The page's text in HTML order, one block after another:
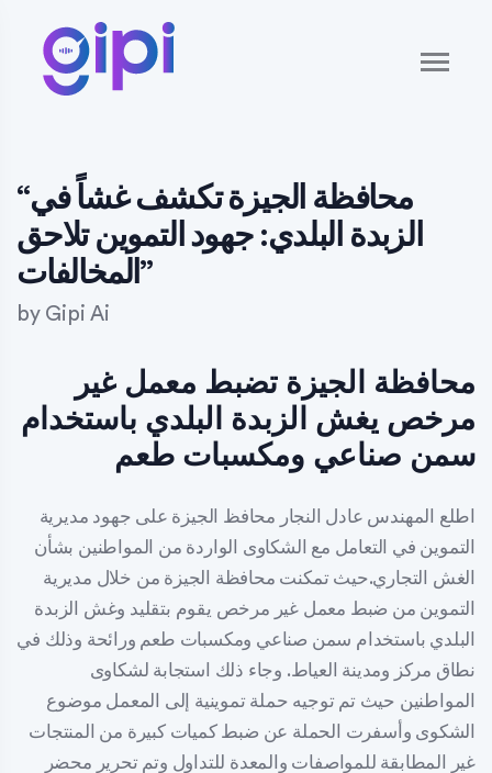
“محافظة الجيزة تكشف غشاً في
الزبدة البلدي: جهود التموين تلاحق
المخالفات”
by Gipi Ai
محافظة الجيزة تضبط معمل غير
مرخص يغش الزبدة البلدي باستخدام
سمن صناعي ومكسبات طعم
اطلع المهندس عادل النجار محافظ الجيزة على جهود مديرية
التموين في التعامل مع الشكاوى الواردة من المواطنين بشأن
الغش التجاري.حيث تمكنت محافظة الجيزة من خلال مديرية
التموين من ضبط معمل غير مرخص يقوم بتقليد وغش الزبدة
البلدي باستخدام سمن صناعي ومكسبات طعم ورائحة وذلك في
نطاق مركز ومدينة العياط. وجاء ذلك استجابة لشكاوى
المواطنين حيث تم توجيه حملة تموينية إلى المعمل موضوع
الشكوى وأسفرت الحملة عن ضبط كميات كبيرة من المنتجات
غير المطابقة للمواصفات والمعدة للتداول وتم تحرير محضر